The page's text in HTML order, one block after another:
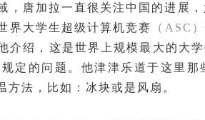
，唐加拉一直很关注中国的进展
界大学生超级计算机竞赛
（ASC）
介绍，这是世界上规模最大的大
定的问题。他津津乐道于这里
方法，比如：冰块或是风扇。